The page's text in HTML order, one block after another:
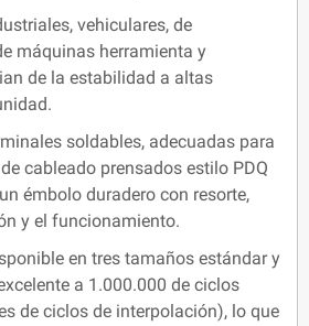
vehiculares, de
máquinas herramienta y
de la estabilidad a altas
soldables, adecuadas para
cableado prensados ​​estilo PDQ
émbolo duradero con resorte,
y el funcionamiento.
en tres tamaños estándar y
a 1.000.000 de ciclos
de ciclos de interpolación), lo que